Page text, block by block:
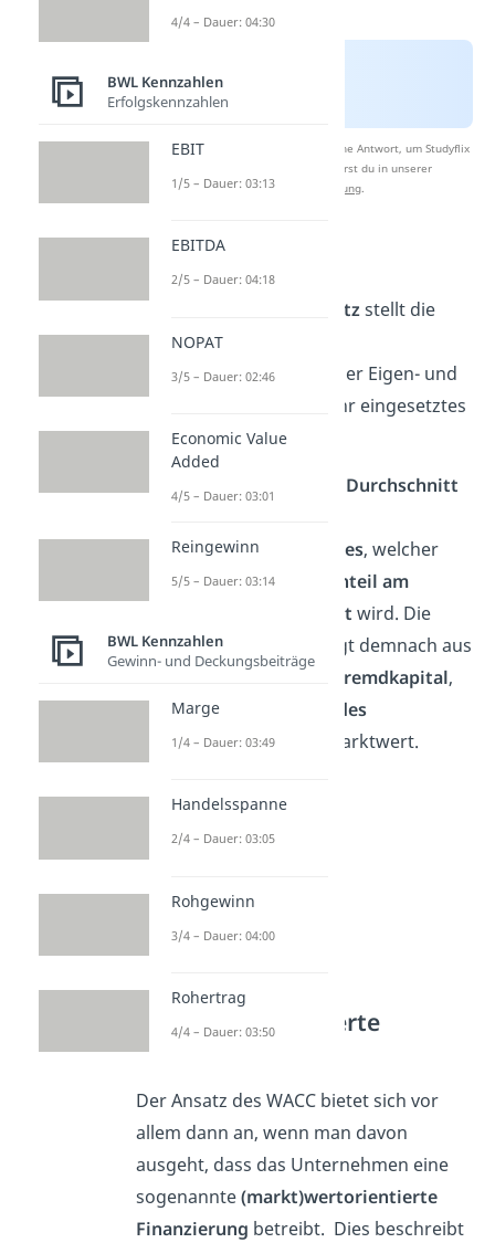
Nach Beantwortung speichern wir deine Antwort, um Studyflix
zu verbessern. Mehr dazu erfährst du in unserer
Datenschutzerklärung.
Kapitalkostensatz
Kapitalkostenzinssatzstellt die
durchschnittlichen
Verzinsungsansprüche
der Eigen- und
Fremdkapitalgeber auf ihr eingesetztes
Kapital dar.
Der WACC ergibt sich als Durchschnitt
Fremdkapitalkostensatzes, welcher
anschließend mit dem
Anteil am
Gesamtkapital gewichtet wird. Die
WACC Berechnung erfolgt demnach aus
Zinssatz auf das Fremdkapital,
sowie einer
Verzinsung des
Eigenkapitalsauf den Marktwert.
Marktwertorientierte
Finanzierung
Der Ansatz des WACC bietet sich vor
allem dann an, wenn man davon
ausgeht, dass das Unternehmen eine
sogenannte(markt)wertorientierte
Finanzierung betreibt. Dies beschreibt
4/4 – Dauer: 04:30
BWL Kennzahlen
Erfolgskennzahlen
EBIT
1/5 – Dauer: 03:13
EBITDA
2/5 – Dauer: 04:18
NOPAT
3/5 – Dauer: 02:46
Economic Value
Added
4/5 – Dauer: 03:01
Reingewinn
5/5 – Dauer: 03:14
BWL Kennzahlen
Gewinn- und Deckungsbeiträge
Marge
1/4 – Dauer: 03:49
Handelsspanne
2/4 – Dauer: 03:05
Rohgewinn
3/4 – Dauer: 04:00
Rohertrag
4/4 – Dauer: 03:50